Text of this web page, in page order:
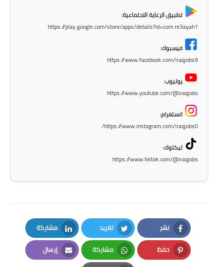
تطبيق الرعاية الاجتماعية:
https://play.google.com/store/apps/details?id=com.re3ayah1
فيسبوك:
https://www.facebook.com/iraqjobs9
يوتيوب:
https://www.youtube.com/@iraqjobs
انستغرام:
https://www.instagram.com/iraqjobs0/
تيكتوك:
https://www.tiktok.com/@iraqjobs
نشر
Facebook
تغريد
Twitter
مشاركة
LinkedIn
حفظ
Pinterest
مشاركة
Whatsapp
إرسال
Email